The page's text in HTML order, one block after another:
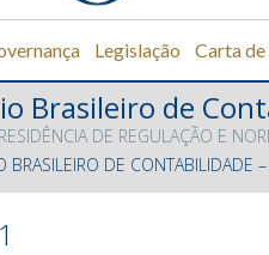
Legislação Carta de
Brasileiro de
DE REGULAÇÃO E
BRASILEIRO DE CONTABILIDADE –